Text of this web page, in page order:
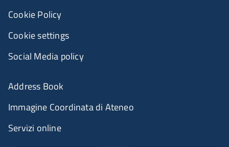
Cookie Policy
Cookie settings
Social Media policy
Address Book
Immagine Coordinata di Ateneo
Servizi online